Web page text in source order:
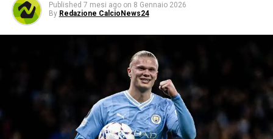
Published 7 mesi ago on 8 Gennaio 2026
By Redazione CalcioNews24